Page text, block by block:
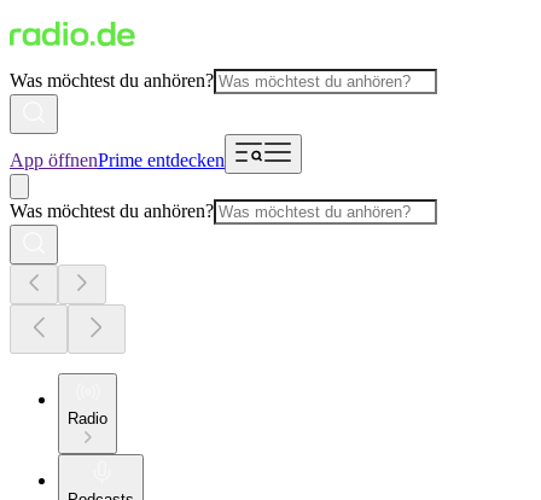
Was möchtest du anhören?
App öffnenPrime entdecken
Was möchtest du anhören?
Radio